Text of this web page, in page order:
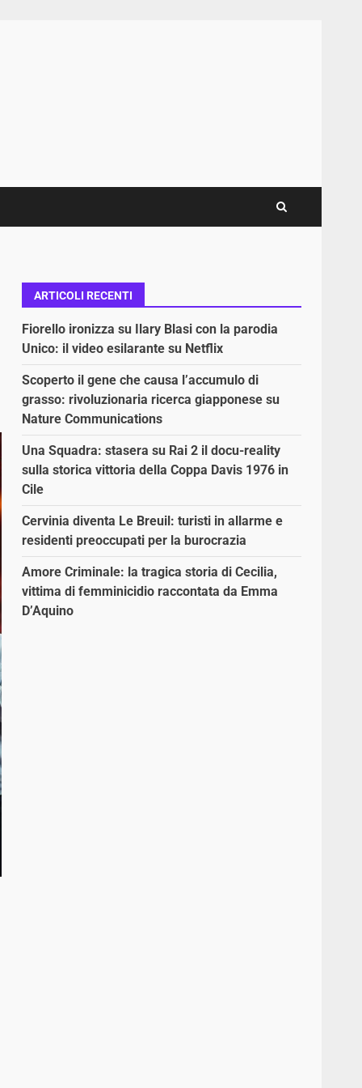
ARTICOLI RECENTI
Fiorello ironizza su Ilary Blasi con la parodia
Unico: il video esilarante su Netflix
Scoperto il gene che causa l’accumulo di
grasso: rivoluzionaria ricerca giapponese su
Nature Communications
Una Squadra: stasera su Rai 2 il docu-reality
sulla storica vittoria della Coppa Davis 1976 in
Cile
Cervinia diventa Le Breuil: turisti in allarme e
residenti preoccupati per la burocrazia
Amore Criminale: la tragica storia di Cecilia,
vittima di femminicidio raccontata da Emma
D’Aquino